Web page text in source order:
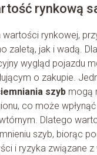
rynkową
wartości rynkowej,
zaletą, jak i wadą.
wygląd pojazdu
o zakupie.
szybmogą
co może
Dlatego
szyb, biorąc
i ryzyka związane